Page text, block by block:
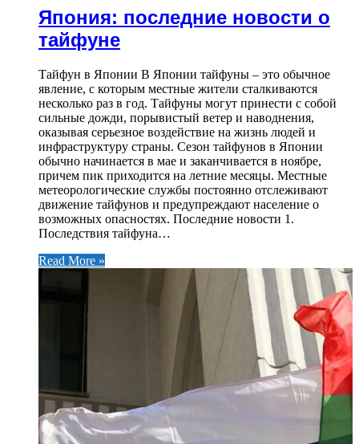
Япония: последние новости о
тайфуне
Тайфун в Японии В Японии тайфуны – это обычное
явление, с которым местные жители сталкиваются
несколько раз в год. Тайфуны могут принести с собой
сильные дожди, порывистый ветер и наводнения,
оказывая серьезное воздействие на жизнь людей и
инфраструктуру страны. Сезон тайфунов в Японии
обычно начинается в мае и заканчивается в ноябре,
причем пик приходится на летние месяцы. Местные
метеорологические службы постоянно отслеживают
движение тайфунов и предупреждают население о
возможных опасностях. Последние новости 1.
Последствия тайфуна…
Read More »